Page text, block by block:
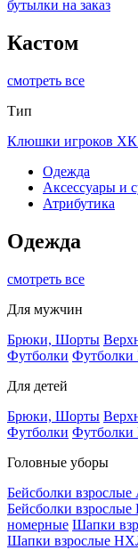
бутылки на заказ
Кастом
смотреть все
Тип
Клюшки игроков ХК
Одежда
Аксессуары и
Атрибутика
Одежда
смотреть все
Для мужчин
Брюки, Шорты
Футболки
Для детей
Брюки, Шорты
Футболки
Головные уборы
Бейсболки взрослые
Бейсболки
номерные Шапки
Шапки взрослые